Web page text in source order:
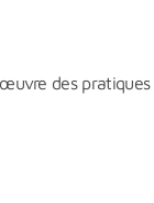
des pratiques